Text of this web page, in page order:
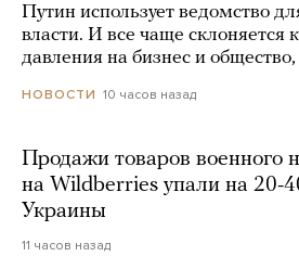
Путин использует ведомство
власти. И все чаще склоняется
давления на бизнес и
НОВОСТИ 10 часов назад
Продажи товаров военного
на Wildberries упали на 20-
Украины
11 часов назад